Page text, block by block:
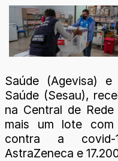
Saúde (Agevisa)
Saúde (Sesau),
na Central de
mais um lote
contra a
AstraZeneca e